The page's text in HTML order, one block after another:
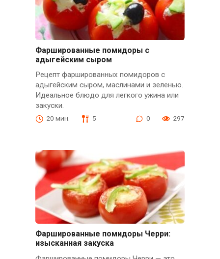
Фаршированные помидоры с
адыгейским сыром
Рецепт фаршированных помидоров с
адыгейским сыром, маслинами и зеленью.
Идеальное блюдо для легкого ужина или
закуски.
20 мин. 5 0 297
Фаршированные помидоры Черри:
изысканная закуска